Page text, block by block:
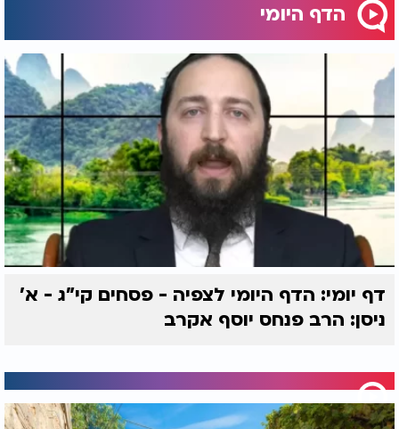
הדף היומי
דף יומי: הדף היומי לצפיה - פסחים קי"ג - א'
ניסן: הרב פנחס יוסף אקרב